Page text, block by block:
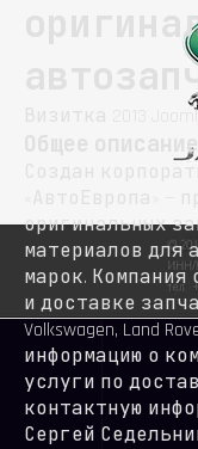
Общее описание
Создан
оригинальных
материалов для
марок. Компания
и доставке
Volkswagen, Land
информацию о
услуги по
контактную
Сергей